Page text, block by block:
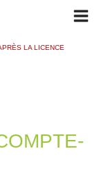
LA LICENCE